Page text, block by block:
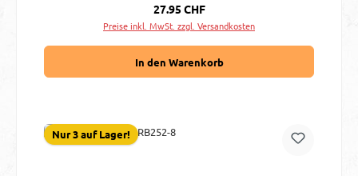
Regulärer Preis:
27.95 CHF
Preise inkl. MwSt. zzgl. Versandkosten
In den Warenkorb
Nur 3 auf Lager!